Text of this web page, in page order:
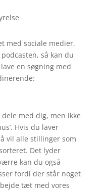
med sociale medier,
så kan du
en søgning med
med dig, men ikke
Hvis du laver
vil alle stillinger som
Det lyder
kan du også
fordi der står noget
tæt med vores